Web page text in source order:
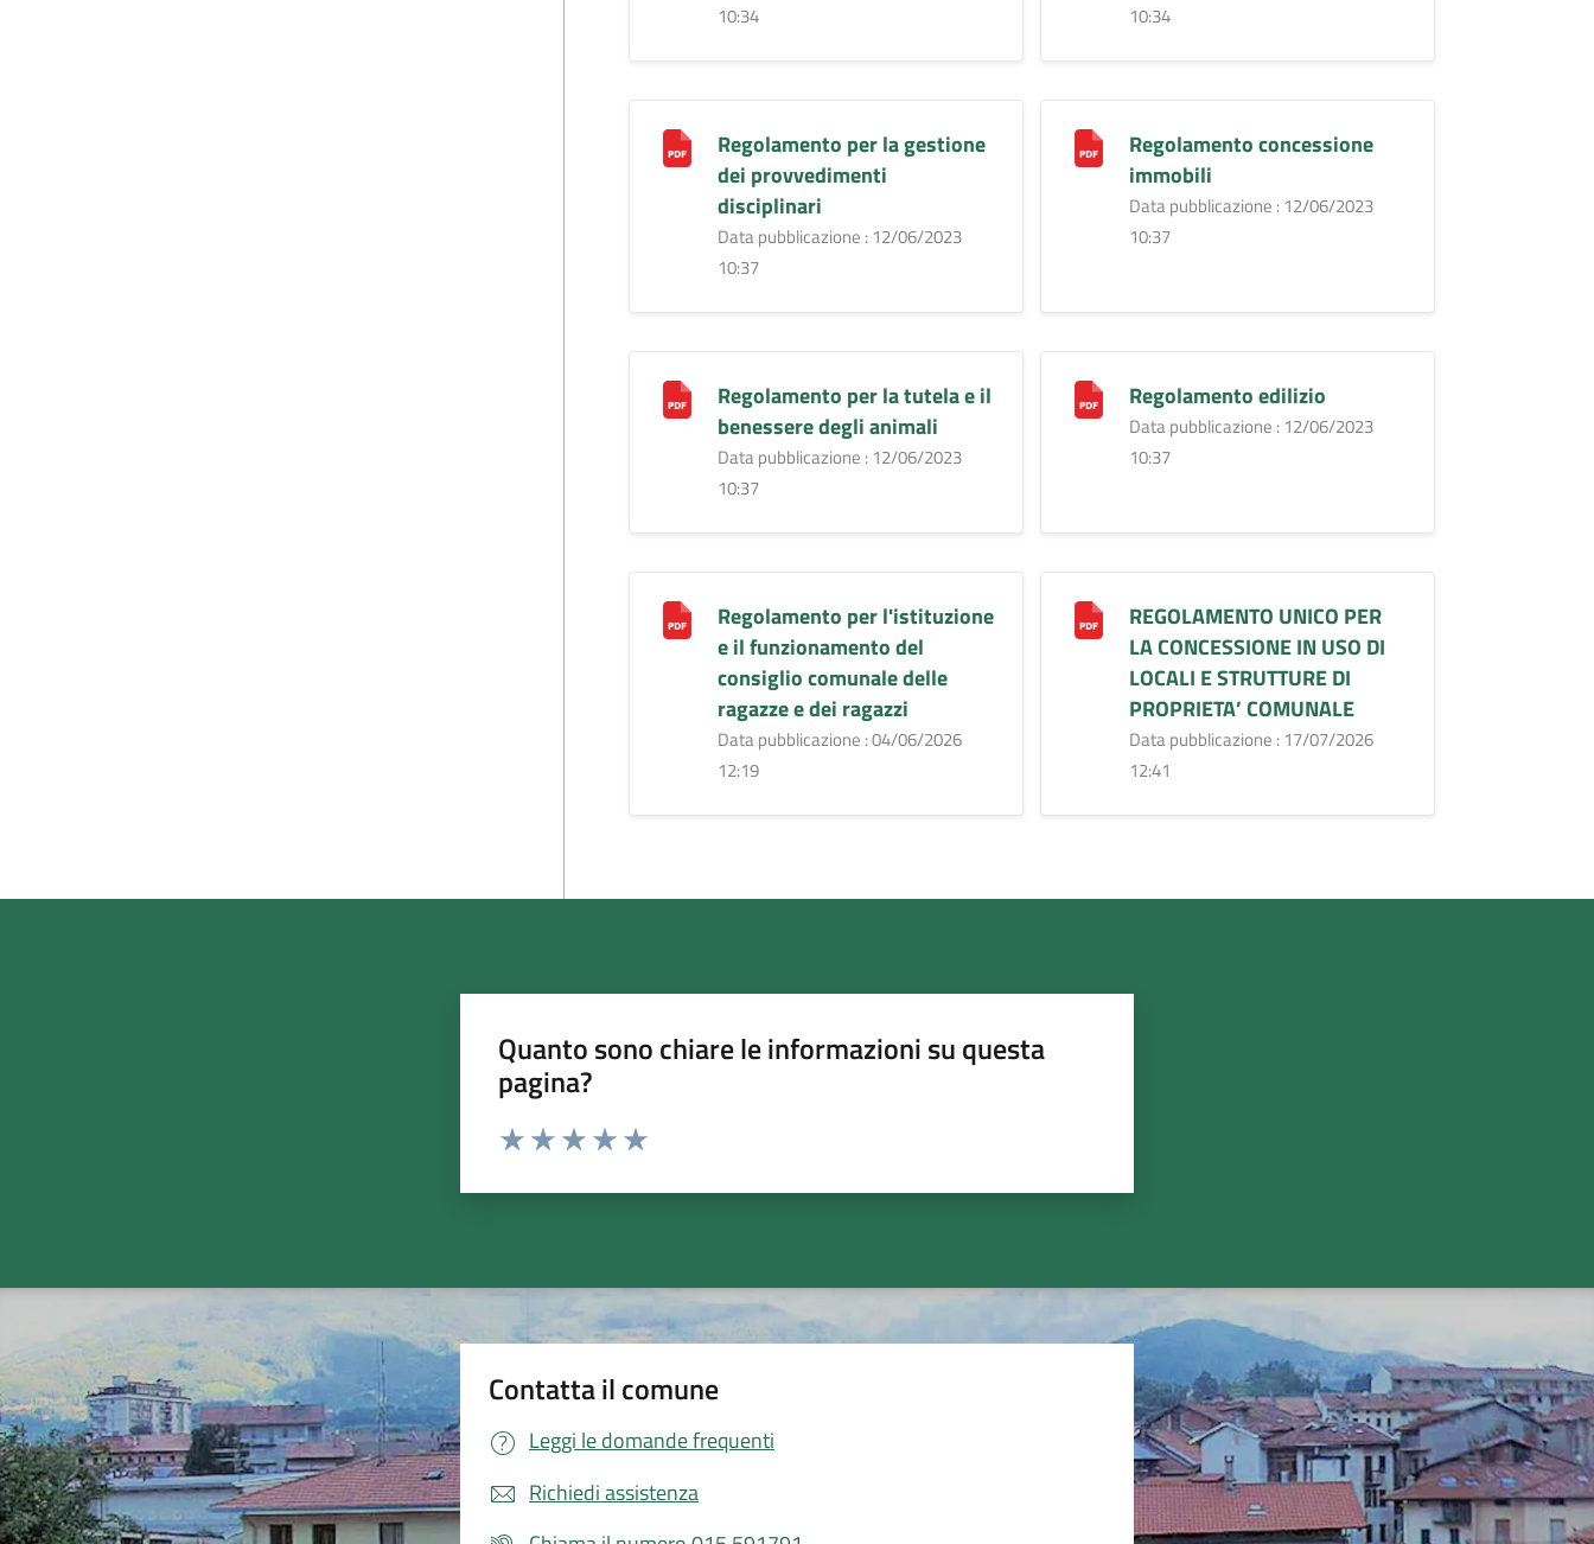
10:34
10:34
Regolamento per la gestione
dei provvedimenti
disciplinari
Data pubblicazione : 12/06/2023
10:37
Regolamento concessione
immobili
Data pubblicazione : 12/06/2023
10:37
Regolamento per la tutela e il
benessere degli animali
Data pubblicazione : 12/06/2023
10:37
Regolamento edilizio
Data pubblicazione : 12/06/2023
10:37
Regolamento per l'istituzione
e il funzionamento del
consiglio comunale delle
ragazze e dei ragazzi
Data pubblicazione : 04/06/2026
12:19
REGOLAMENTO UNICO PER
LA CONCESSIONE IN USO DI
LOCALI E STRUTTURE DI
PROPRIETA’ COMUNALE
Data pubblicazione : 17/07/2026
12:41
Quanto sono chiare le informazioni su questa
pagina?
Valuta da 1 a 5 stelle la pagina
Contatta il comune
Leggi le domande frequenti
Richiedi assistenza